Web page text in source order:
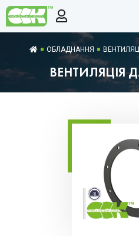
ОБЛАДНАННЯ
ВЕНТИЛЯЦІЯ